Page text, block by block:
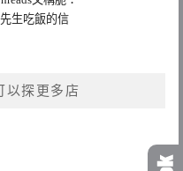
生吃飯的信
以探更多店